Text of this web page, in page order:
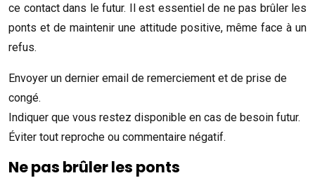
ce contact dans le futur. Il est essentiel de ne pas brûler les
ponts et de maintenir une attitude positive, même face à un
refus.
Envoyer un dernier email de remerciement et de prise de
congé.
Indiquer que vous restez disponible en cas de besoin futur.
Éviter tout reproche ou commentaire négatif.
Ne pas brûler les ponts